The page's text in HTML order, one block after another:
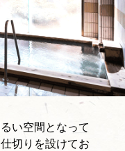
い空間となって
切りを設けてお